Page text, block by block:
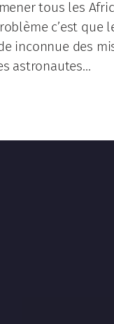
tous les
c’est que
inconnue des
astronautes…